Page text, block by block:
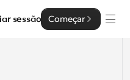
sessão Começar